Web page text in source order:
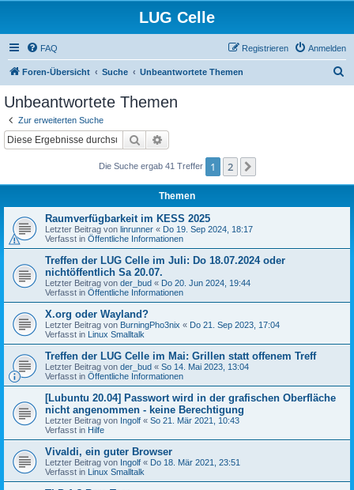
LUG Celle
FAQ Anmelden
Registrieren
Foren-Übersicht Suche Unbeantwortete Themen
Unbeantwortete Themen
Zur erweiterten Suche
Suche
Die Suche ergab 41 Treffer 1 2
Themen
Raumverfügbarkeit im KESS 2025
Letzter Beitrag von linrunner « Do 19. Sep 2024, 18:17
Verfasst in Öffentliche Informationen
Treffen der LUG Celle im Juli: Do 18.07.2024 oder
nichtöffentlich Sa 20.07.
Letzter Beitrag von der_bud « Do 20. Jun 2024, 19:44
Verfasst in Öffentliche Informationen
X.org oder Wayland?
Letzter Beitrag von BurningPho3nix « Do 21. Sep 2023, 17:04
Verfasst in Linux Smalltalk
Treffen der LUG Celle im Mai: Grillen statt offenem Treff
Letzter Beitrag von der_bud « So 14. Mai 2023, 13:04
Verfasst in Öffentliche Informationen
[Lubuntu 20.04] Passwort wird in der grafischen Oberfläche
nicht angenommen - keine Berechtigung
Letzter Beitrag von Ingolf « So 21. Mär 2021, 10:43
Verfasst in Hilfe
Vivaldi, ein guter Browser
Letzter Beitrag von Ingolf « Do 18. Mär 2021, 23:51
Verfasst in Linux Smalltalk